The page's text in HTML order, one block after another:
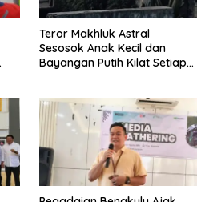
Teror Makhluk Astral
Sesosok Anak Kecil dan
Bayangan Putih Kilat Setiap